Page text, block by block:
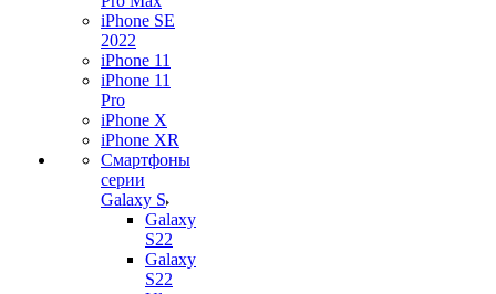
iPhone SE
2022
iPhone 11
iPhone 11
Pro
iPhone X
iPhone XR
Смартфоны
серии
Galaxy S
Galaxy
S22
Galaxy
S22